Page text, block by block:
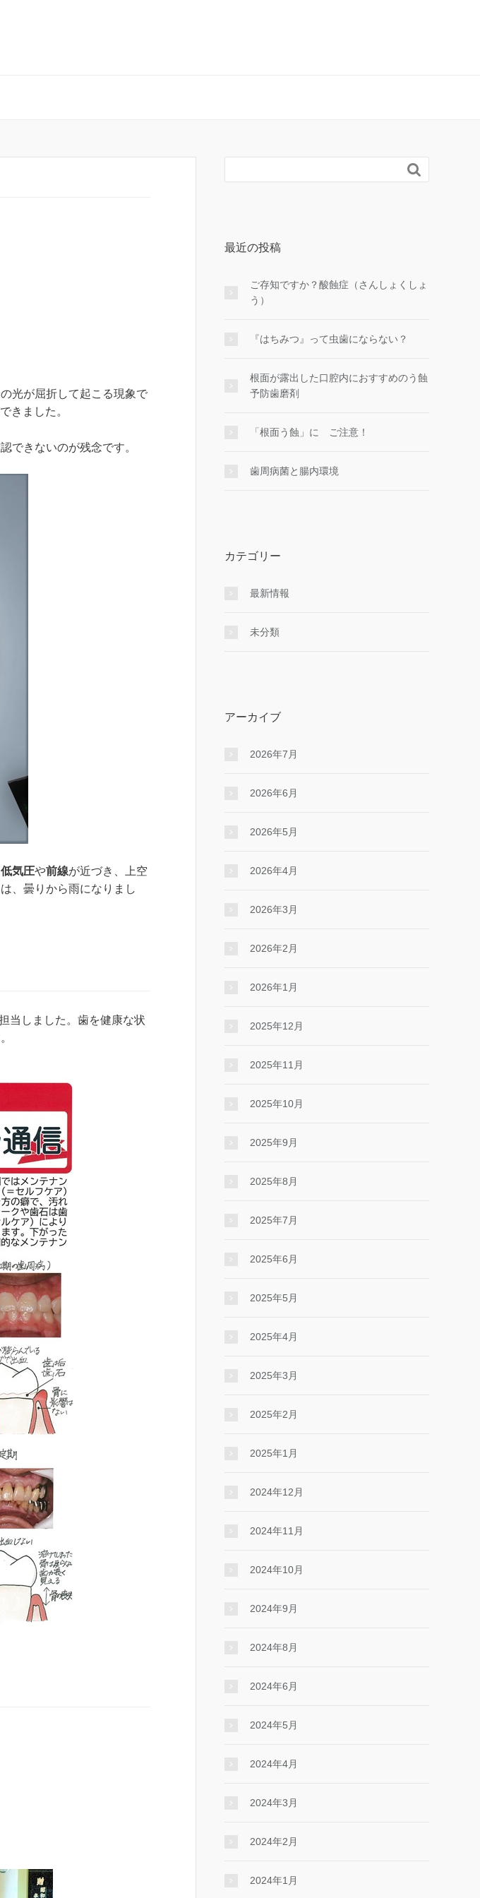
光が屈折して起こる現象で
きました。
できないのが残念です。
低気圧や前線が近づき、上空
、曇りから雨になりまし
当しました。歯を健康な状

最近の投稿
ご存知ですか？酸蝕症（さんしょくしょ
う）
『はちみつ』って虫歯にならない？
根面が露出した口腔内におすすめのう蝕
予防歯磨剤
「根面う蝕」に ご注意！
歯周病菌と腸内環境
カテゴリー
最新情報
未分類
アーカイブ
2026年7月
2026年6月
2026年5月
2026年4月
2026年3月
2026年2月
2026年1月
2025年12月
2025年11月
2025年10月
2025年9月
2025年8月
2025年7月
2025年6月
2025年5月
2025年4月
2025年3月
2025年2月
2025年1月
2024年12月
2024年11月
2024年10月
2024年9月
2024年8月
2024年6月
2024年5月
2024年4月
2024年3月
2024年2月
2024年1月